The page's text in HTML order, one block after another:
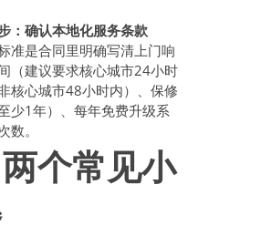
：确认本地化服务条款
准是合同里明确写清上门响
（建议要求核心城市24小时
核心城市48小时内）、保修
少1年）、每年免费升级系
数。
两个常见小